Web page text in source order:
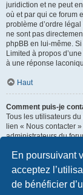
En poursuivant
acceptez
de bénéficier
juridiction et ne peut
où et par qui ce forum
problème d’ordre
ne sont pas
phpBB en lui-même.
Limited à propos
à une réponse
Haut
Comment puis-je
Tous les utilisateurs
lien « Nous contacter
administrateurs du
Les membres du